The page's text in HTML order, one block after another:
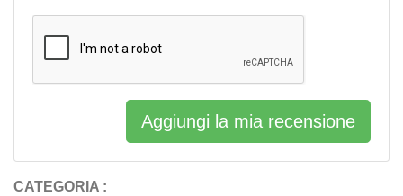
CATEGORIA :
Aggiungi la mia recensione